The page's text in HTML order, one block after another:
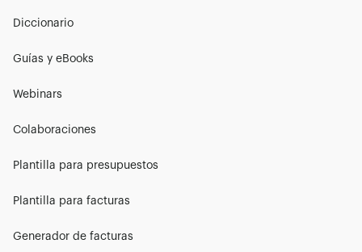
Diccionario
Guías y eBooks
Webinars
Colaboraciones
Plantilla para presupuestos
Plantilla para facturas
Generador de facturas